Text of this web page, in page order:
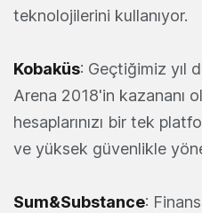
teknolojilerini kullanıyor.
Kobaküs: Geçtiğimiz yıl
Arena 2018'in kazananı
hesaplarınızı bir tek
ve yüksek güvenlikle
Sum&Substance: